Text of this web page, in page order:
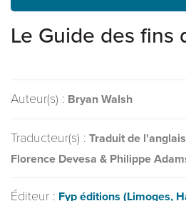
Le Guide des fins
Auteur(s) : Bryan Walsh
Traducteur(s) : Traduit de
Florence Devesa & Philippe
Éditeur : Fyp éditions (Limoges,